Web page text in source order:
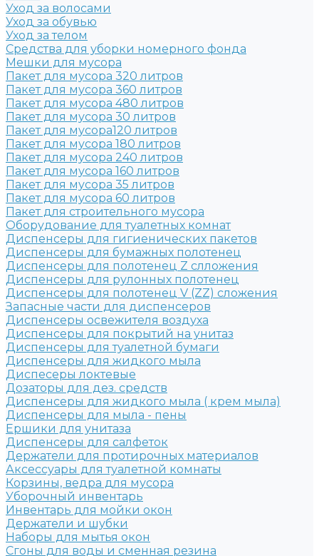
Уход за волосами
Уход за обувью
Уход за телом
Средства для уборки номерного фонда
Мешки для мусора
Пакет для мусора 320 литров
Пакет для мусора 360 литров
Пакет для мусора 480 литров
Пакет для мусора 30 литров
Пакет для мусора120 литров
Пакет для мусора 180 литров
Пакет для мусора 240 литров
Пакет для мусора 160 литров
Пакет для мусора 35 литров
Пакет для мусора 60 литров
Пакет для строительного мусора
Оборудование для туалетных комнат
Диспенсеры для гигиенических пакетов
Диспенсеры для бумажных полотенец
Диспенсеры для полотенец Z слложения
Диспенсеры для рулонных полотенец
Диспенсеры для полотенец V (ZZ) сложения
Запасные части для диспенсеров
Диспенсеры освежителя воздуха
Диспенсеры для покрытий на унитаз
Диспенсеры для туалетной бумаги
Диспенсеры для жидкого мыла
Диспесеры локтевые
Дозаторы для дез. средств
Диспенсеры для жидкого мыла ( крем мыла)
Диспенсеры для мыла - пены
Ершики для унитаза
Диспенсеры для салфеток
Держатели для протирочных материалов
Аксессуары для туалетной комнаты
Корзины, ведра для мусора
Уборочный инвентарь
Инвентарь для мойки окон
Держатели и шубки
Наборы для мытья окон
Сгоны для воды и сменная резина